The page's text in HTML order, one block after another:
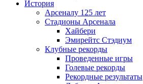
История
Арсеналу 125 лет
Стадионы Арсенала
Хайбери
Эмирейтс Стэдиум
Клубные рекорды
Проведенные игры
Голевые рекорды
Рекордные результаты